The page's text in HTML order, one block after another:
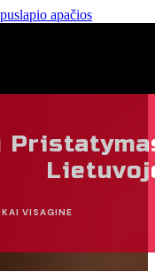
apačios
VISAGINE